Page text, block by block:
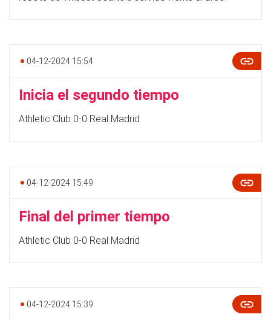
04-12-2024 15:54
Inicia el segundo tiempo
Athletic Club 0-0 Real Madrid
04-12-2024 15:49
Final del primer tiempo
Athletic Club 0-0 Real Madrid
04-12-2024 15:39